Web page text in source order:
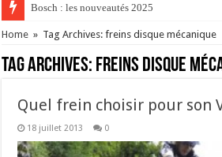
Bosch : les nouveautés 2025
Home » Tag Archives: freins disque mécanique
Tag Archives: freins disque
Quel frein choisir pour son
18 juillet 2013 0